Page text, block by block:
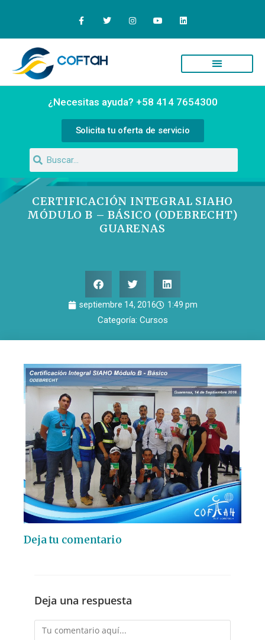
¿Necesitas ayuda? +58 414 7654300
Solicita tu oferta de servicio
CERTIFICACIÓN INTEGRAL SIAHO
MÓDULO B – BÁSICO (ODEBRECHT)
GUARENAS
septiembre 14, 2016 1:49 pm
Categoría: Cursos
Deja tu comentario
Deja una respuesta